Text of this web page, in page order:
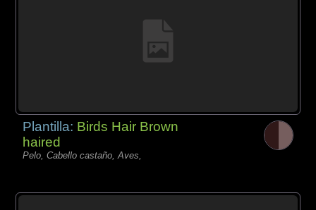
Plantilla: Birds Hair Brown
haired
Pelo, Cabello castaño, Aves,